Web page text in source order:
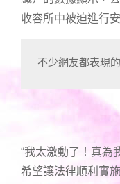
收容所中被迫進行
不少網友都表現
“我太激動了！真
希望讓法律順利實